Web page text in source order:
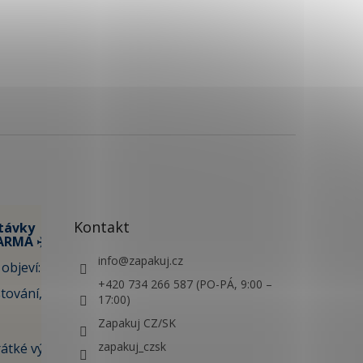
✈️
výlety i
Kontakt
info@zapakuj.cz
+420 734 266 587 (PO-PÁ, 9:00 –
17:00)
Zapakuj CZ/SK
zapakuj_czsk